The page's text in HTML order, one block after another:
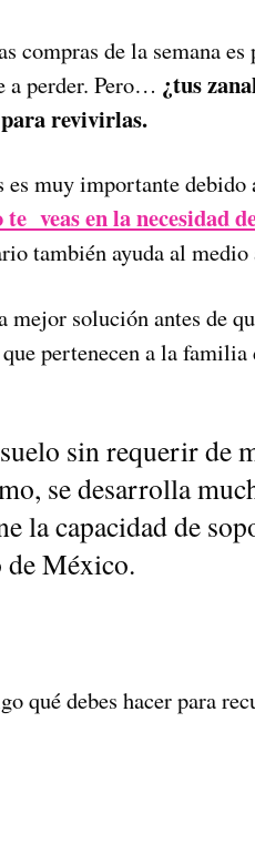
compras de la semana
a perder. Pero… ¿tus
para revivirlas.
muy importante debido
veas en la necesidad
también ayuda al medio
solución antes de
pertenecen a la
sin requerir de
se desarrolla
la capacidad de
de México.
qué debes hacer para